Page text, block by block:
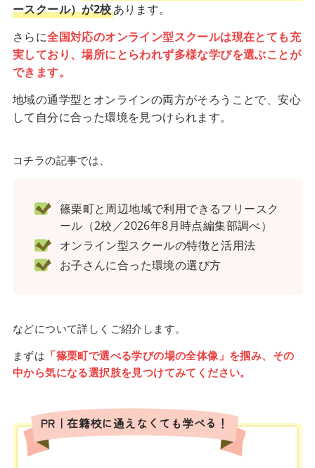
ースクール）が2校あります。
さらに全国対応のオンライン型スクールは現在とても充
実しており、場所にとらわれず多様な学びを選ぶことが
できます。
地域の通学型とオンラインの両方がそろうことで、安心
して自分に合った環境を見つけられます。
コチラの記事では、
篠栗町と周辺地域で利用できるフリースク
ール（2校／2026年8月時点編集部調べ）
オンライン型スクールの特徴と活用法
お子さんに合った環境の選び方
などについて詳しくご紹介します。
まずは 「篠栗町で選べる学びの場の全体像」を掴み、その
中から気になる選択肢を見つけてみてください。
PR｜在籍校に通えなくても学べる！